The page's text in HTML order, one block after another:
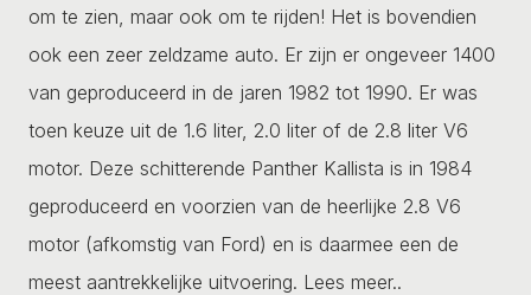
om te zien, maar ook om te rijden! Het is bovendien
ook een zeer zeldzame auto. Er zijn er ongeveer 1400
van geproduceerd in de jaren 1982 tot 1990. Er was
toen keuze uit de 1.6 liter, 2.0 liter of de 2.8 liter V6
motor. Deze schitterende Panther Kallista is in 1984
geproduceerd en voorzien van de heerlijke 2.8 V6
motor (afkomstig van Ford) en is daarmee een de
meest aantrekkelijke uitvoering. Lees meer..